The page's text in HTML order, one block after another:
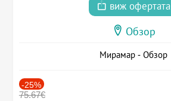
виж офертата
Обзор
Мирамар - Обзор
-25%
75.67€